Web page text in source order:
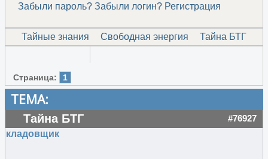
Забыли пароль? Забыли логин? Регистрация
Тайные знания Свободная энергия Тайна БТГ
Страница: 1
ТЕМА:
Тайна БТГ #76927
кладовщик